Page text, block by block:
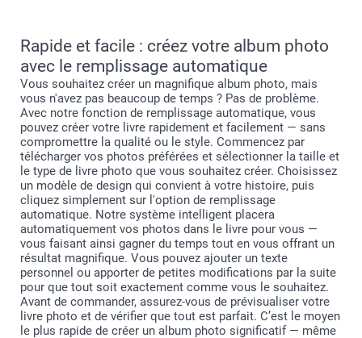
Connectez-vous à votre compte smartphoto
Dans le créateur, sauvegardez votre première création
avec un nom personnalisé
Cliquez sur “recommencer” dans le créateur, le produit
est réinitialisé
Cliquez sur “sauvegarder” et entrez le nom personnalisé
pour votre deuxième création.
Vous retrouverez toutes vos créations sous “mon
compte > mes créations“
Rapide et facile : créez votre album photo
avec le remplissage automatique
Vous souhaitez créer un magnifique album photo, mais
vous n'avez pas beaucoup de temps ? Pas de problème.
Avec notre fonction de remplissage automatique, vous
pouvez créer votre livre rapidement et facilement — sans
compromettre la qualité ou le style. Commencez par
télécharger vos photos préférées et sélectionner la taille et
le type de livre photo que vous souhaitez créer. Choisissez
un modèle de design qui convient à votre histoire, puis
cliquez simplement sur l'option de remplissage
automatique. Notre système intelligent placera
automatiquement vos photos dans le livre pour vous —
vous faisant ainsi gagner du temps tout en vous offrant un
résultat magnifique. Vous pouvez ajouter un texte
personnel ou apporter de petites modifications par la suite
pour que tout soit exactement comme vous le souhaitez.
Avant de commander, assurez-vous de prévisualiser votre
livre photo et de vérifier que tout est parfait. C’est le moyen
le plus rapide de créer un album photo significatif — même